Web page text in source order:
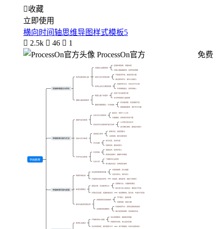
收藏
立即使用
横向时间轴思维导图样式模板5
 2.5k  46  1
ProcessOn官方
免费